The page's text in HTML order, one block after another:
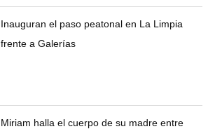
Inauguran el paso peatonal en La Limpia
frente a Galerías
Miriam halla el cuerpo de su madre entre